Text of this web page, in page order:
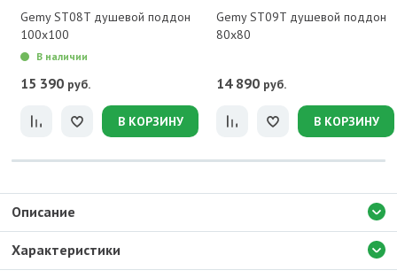
Gemy ST08T душевой поддон
100x100
В наличии
15 390 руб.
В КОРЗИНУ
Gemy ST09T душевой поддон
80x80
14 890 руб.
В КОРЗИНУ
Описание
Характеристики